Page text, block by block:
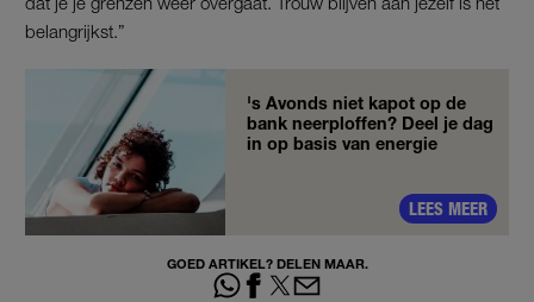
belangrijkst.”
's Avonds niet kapot op de
bank neerploffen? Deel je dag
in op basis van energie
LEES MEER
GOED ARTIKEL? DELEN MAAR.